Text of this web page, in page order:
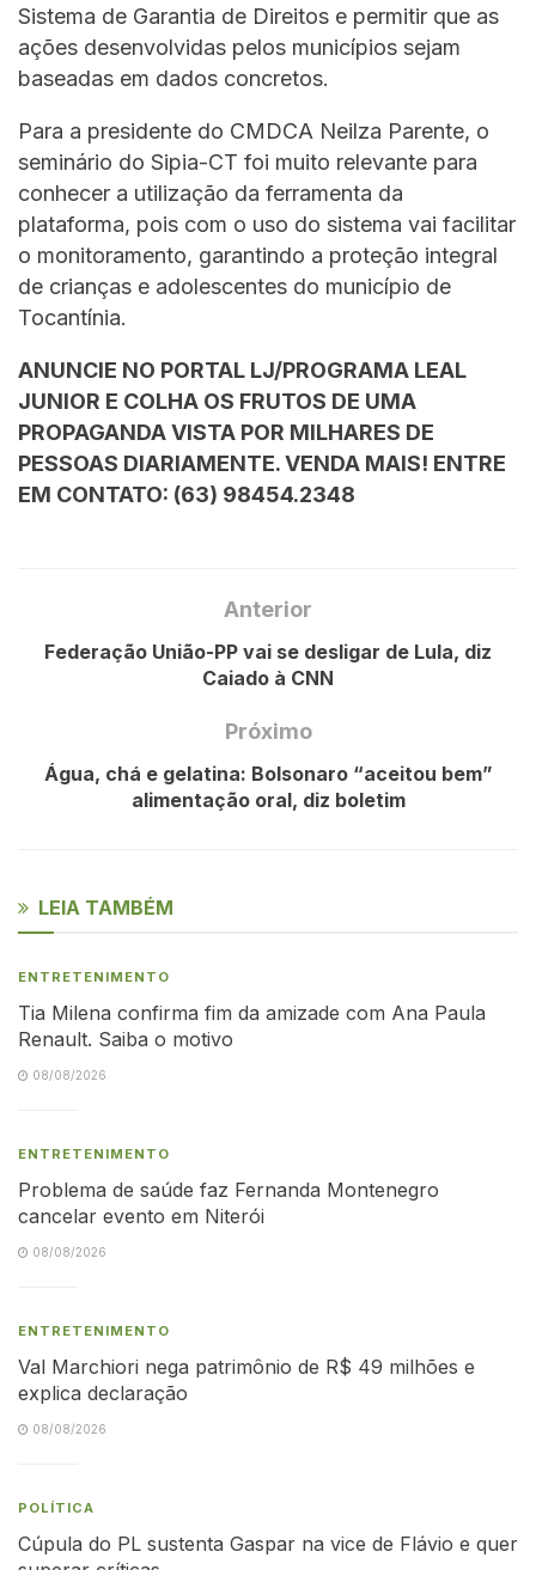
Sistema de Garantia de Direitos e permitir que as
ações desenvolvidas pelos municípios sejam
baseadas em dados concretos.
Para a presidente do CMDCA Neilza Parente, o
seminário do Sipia-CT foi muito relevante para
conhecer a utilização da ferramenta da
plataforma, pois com o uso do sistema vai facilitar
o monitoramento, garantindo a proteção integral
de crianças e adolescentes do município de
Tocantínia.
ANUNCIE NO PORTAL LJ/PROGRAMA LEAL
JUNIOR E COLHA OS FRUTOS DE UMA
PROPAGANDA VISTA POR MILHARES DE
PESSOAS DIARIAMENTE. VENDA MAIS! ENTRE
EM CONTATO: (63) 98454.2348
Anterior
Federação União-PP vai se desligar de Lula, diz
Caiado à CNN
Próximo
Água, chá e gelatina: Bolsonaro “aceitou bem”
alimentação oral, diz boletim
LEIA TAMBÉM
ENTRETENIMENTO
Tia Milena confirma fim da amizade com Ana Paula
Renault. Saiba o motivo
08/08/2026
ENTRETENIMENTO
Problema de saúde faz Fernanda Montenegro
cancelar evento em Niterói
08/08/2026
ENTRETENIMENTO
Val Marchiori nega patrimônio de R$ 49 milhões e
explica declaração
08/08/2026
POLÍTICA
Cúpula do PL sustenta Gaspar na vice de Flávio e quer